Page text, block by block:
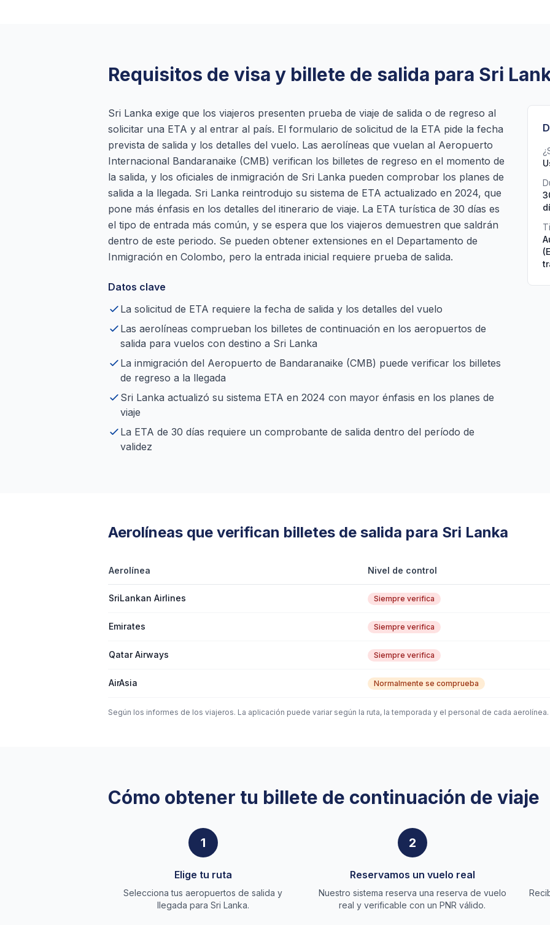
Requisitos de visa y billete de salida para Sri
Sri Lanka exige que los viajeros presenten prueba de viaje de salida o de regreso al
solicitar una ETA y al entrar al país. El formulario de solicitud de la ETA pide la fecha
prevista de salida y los detalles del vuelo. Las aerolíneas que vuelan al Aeropuerto
Internacional Bandaranaike (CMB) verifican los billetes de regreso en el momento de
la salida, y los oficiales de inmigración de Sri Lanka pueden comprobar los planes de
salida a la llegada. Sri Lanka reintrodujo su sistema de ETA actualizado en 2024, que
pone más énfasis en los detalles del itinerario de viaje. La ETA turística de 30 días es
el tipo de entrada más común, y se espera que los viajeros demuestren que saldrán
dentro de este periodo. Se pueden obtener extensiones en el Departamento de
Inmigración en Colombo, pero la entrada inicial requiere prueba de salida.
Datos clave
La solicitud de ETA requiere la fecha de salida y los detalles del vuelo
Las aerolíneas comprueban los billetes de continuación en los aeropuertos de
salida para vuelos con destino a Sri Lanka
La inmigración del Aeropuerto de Bandaranaike (CMB) puede verificar los billetes
de regreso a la llegada
Sri Lanka actualizó su sistema ETA en 2024 con mayor énfasis en los planes de
viaje
La ETA de 30 días requiere un comprobante de salida dentro del período de
validez
Aerolíneas que verifican billetes de salida para Sri Lanka
Aerolínea Nivel de control
SriLankan Airlines Siempre verifica
Emirates Siempre verifica
Qatar Airways Siempre verifica
AirAsia Normalmente se comprueba
Según los informes de los viajeros. La aplicación puede variar según la ruta, la temporada y el personal de cada aerolínea.
Cómo obtener tu billete de continuación de viaje
1
Elige tu ruta
Selecciona tus aeropuertos de salida y
llegada para Sri Lanka.
2
Reservamos un vuelo real
Nuestro sistema reserva una reserva de vuelo
real y verificable con un PNR válido.